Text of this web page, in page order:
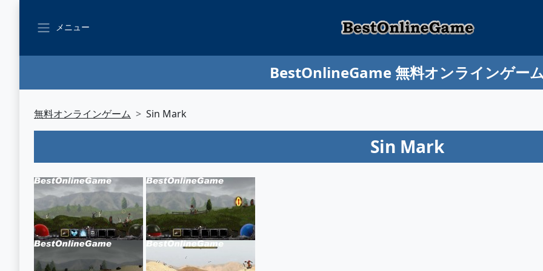
メニュー
BestOnlineGame 無料オンラインゲー
無料オンラインゲーム Sin Mark
Sin Mark